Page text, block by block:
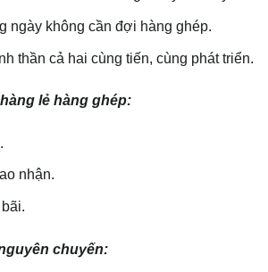
ngày không cần đợi hàng ghép.
thần cả hai cùng tiến, cùng phát triển.
lẻ hàng ghép:
nhận.
chuyến: